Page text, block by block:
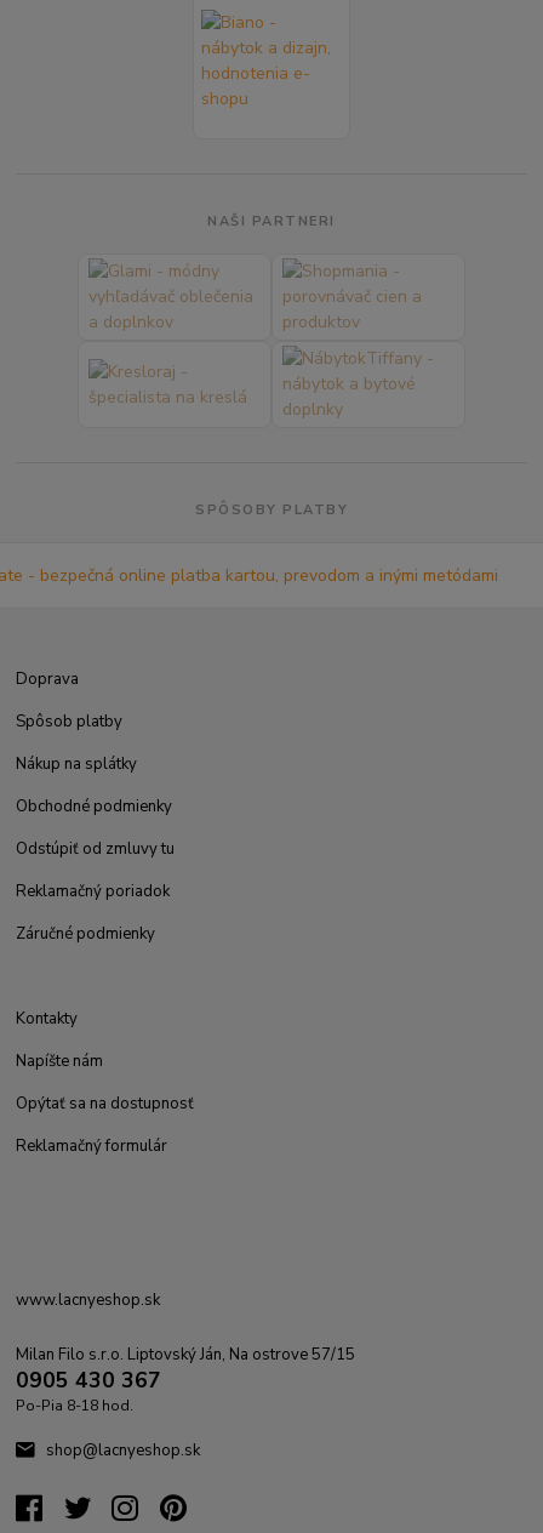
NAŠI PARTNERI
SPÔSOBY PLATBY
Doprava
Spôsob platby
Nákup na splátky
Obchodné podmienky
Odstúpiť od zmluvy tu
Reklamačný poriadok
Záručné podmienky
Kontakty
Napíšte nám
Opýtať sa na dostupnosť
Reklamačný formulár
www.lacnyeshop.sk
Milan Filo s.r.o. Liptovský Ján, Na ostrove 57/15
0905 430 367
Po-Pia 8-18 hod.
shop@lacnyeshop.sk